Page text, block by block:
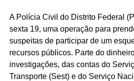
A Polícia Civil do Distrito Federal
sexta 19, uma operação para
suspeitas de participar de um
recursos públicos. Parte do
investigações, das contas do
Transporte (Sest) e do Serviço